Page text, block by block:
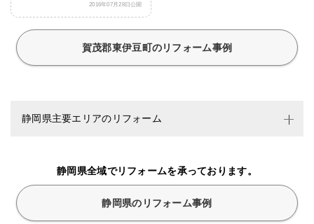
2016年07月28日公開
賀茂郡東伊豆町のリフォーム事例
静岡県主要エリアのリフォーム
静岡県全域でリフォームを承っております。
静岡県のリフォーム事例